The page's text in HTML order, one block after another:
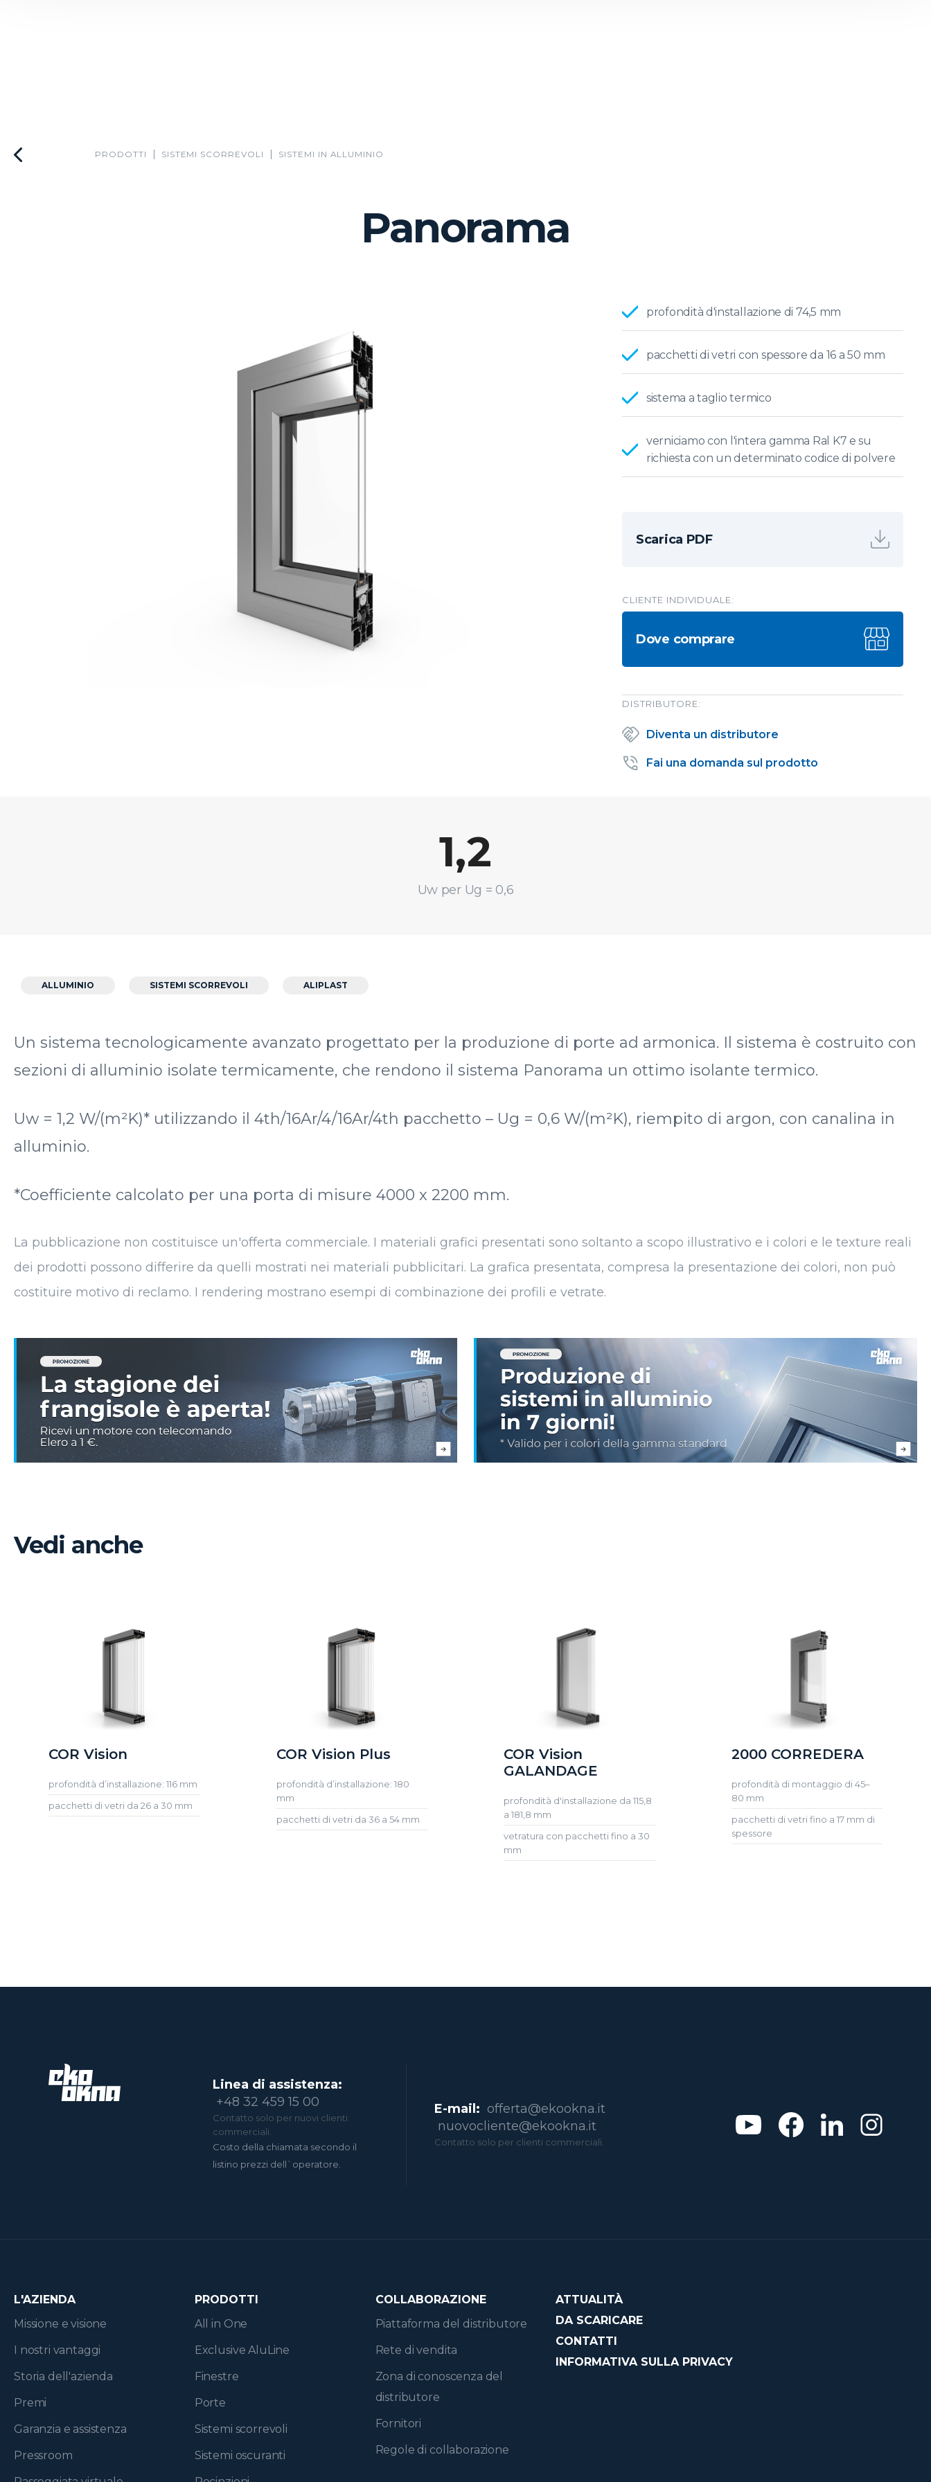
PRODOTTI SISTEMI SCORREVOLI SISTEMI IN ALLUMINIO
Panorama
profondità d'installazione di 74,5 mm
pacchetti di vetri con spessore da 16 a 50 mm
sistema a taglio termico
verniciamo con l'intera gamma Ral K7 e su
richiesta con un determinato codice di polvere
Scarica PDF
CLIENTE INDIVIDUALE:
Dove comprare
DISTRIBUTORE:
Diventa un distributore
Fai una domanda sul prodotto
1,2
Uw per Ug = 0,6
ALLUMINIO SISTEMI SCORREVOLI ALIPLAST
Un sistema tecnologicamente avanzato progettato per la produzione di porte ad armonica. Il sistema è costruito con
sezioni di alluminio isolate termicamente, che rendono il sistema Panorama un ottimo isolante termico.
Uw = 1,2 W/(m²K)* utilizzando il 4th/16Ar/4/16Ar/4th pacchetto – Ug = 0,6 W/(m²K), riempito di argon, con canalina in
alluminio.
*Coefficiente calcolato per una porta di misure 4000 x 2200 mm.
La pubblicazione non costituisce un'offerta commerciale. I materiali grafici presentati sono soltanto a scopo illustrativo e i colori e le texture reali
dei prodotti possono differire da quelli mostrati nei materiali pubblicitari. La grafica presentata, compresa la presentazione dei colori, non può
costituire motivo di reclamo. I rendering mostrano esempi di combinazione dei profili e vetrate.
Vedi anche
COR Vision
profondità d’installazione: 116 mm
pacchetti di vetri da 26 a 30 mm
COR Vision Plus
profondità d’installazione: 180
mm
pacchetti di vetri da 36 a 54 mm
COR Vision
GALANDAGE
profondità d'installazione da 115,8
a 181,8 mm
vetratura con pacchetti fino a 30
mm
2000 CORREDERA
profondità di montaggio di 45–
80 mm
pacchetti di vetri fino a 17 mm di
spessore
Linea di assistenza:
+48 32 459 15 00
Contatto solo per nuovi clienti
commerciali.
Costo della chiamata secondo il
listino prezzi dell`operatore.
E-mail: offerta@ekookna.it
nuovocliente@ekookna.it
Contatto solo per clienti commerciali.
L'AZIENDA
Missione e visione
I nostri vantaggi
Storia dell'azienda
Premi
Garanzia e assistenza
Pressroom
PRODOTTI
All in One
Exclusive AluLine
Finestre
Porte
Sistemi scorrevoli
Sistemi oscuranti
COLLABORAZIONE
Piattaforma del distributore
Rete di vendita
Zona di conoscenza del
distributore
Fornitori
Regole di collaborazione
ATTUALITÀ
DA SCARICARE
CONTATTI
INFORMATIVA SULLA PRIVACY